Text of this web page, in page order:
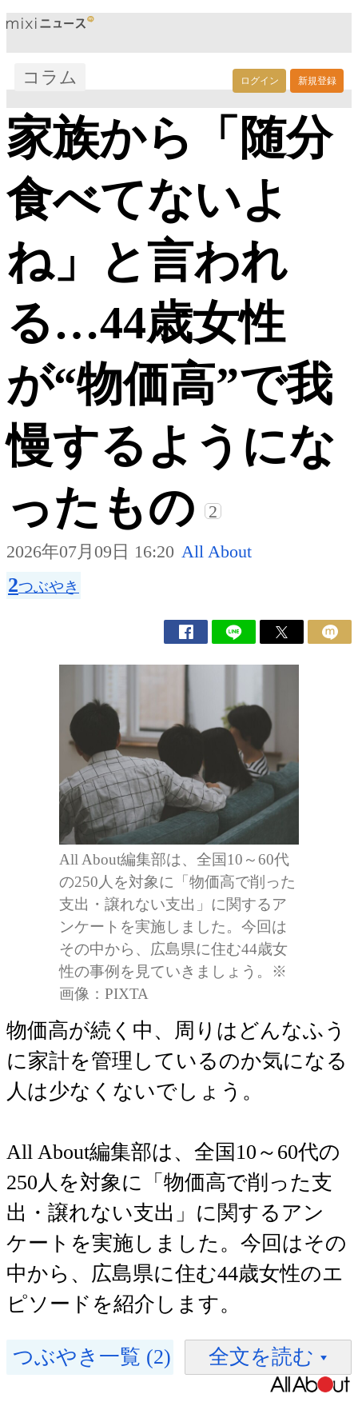
ログイン 新規登録
コラム
家族から「随分
食べてないよ
ね」と言われ
る…44歳女性
が“物価高”で我
慢するようにな
ったもの
2
2026年07月09日 16:20 All About
2つぶやき
All About編集部は、全国10～60代
の250人を対象に「物価高で削った
支出・譲れない支出」に関するア
ンケートを実施しました。今回は
その中から、広島県に住む44歳女
性の事例を見ていきましょう。※
画像：PIXTA
物価高が続く中、周りはどんなふう
に家計を管理しているのか気になる
人は少なくないでしょう。
All About編集部は、全国10～60代の
250人を対象に「物価高で削った支
出・譲れない支出」に関するアン
ケートを実施しました。今回はその
中から、広島県に住む44歳女性のエ
ピソードを紹介します。
つぶやき一覧 (2) 全文を読む